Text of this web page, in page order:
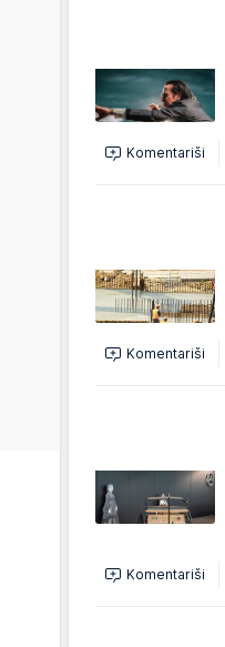
Komentariši
Komentariši
Komentariši